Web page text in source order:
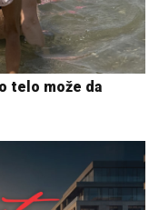
telo može da